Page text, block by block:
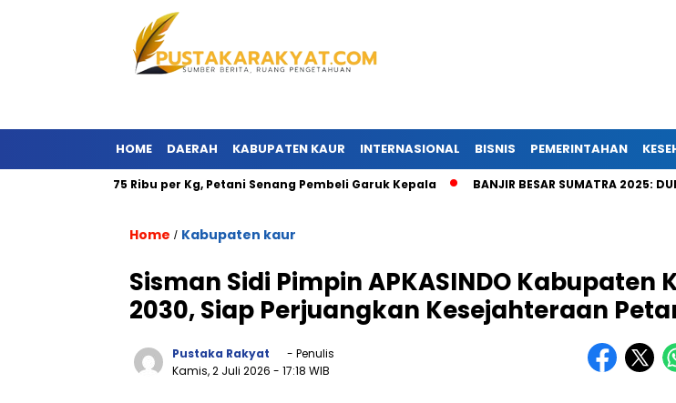
HOME DAERAH KABUPATEN KAUR INTERNASIONAL BISNIS PEMERINTAHAN
Rp75 Ribu per Kg, Petani Senang Pembeli Garuk Kepala BANJIR BESAR SUMATRA 2025: DUKA
Home / Kabupaten kaur
Sisman Sidi Pimpin APKASINDO Kabupaten
2030, Siap Perjuangkan Kesejahteraan
Pustaka Rakyat
- Penulis
Kamis, 2 Juli 2026 - 17:18 WIB